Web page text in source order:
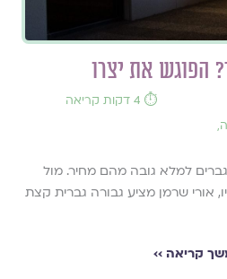
הפוגש את יצרו
,
⏱️ 4 דקות קריאה
למלא גובה מהם מחיר. מול
אורי שרמן מציע גבורה גברית קצת
קריאה ››